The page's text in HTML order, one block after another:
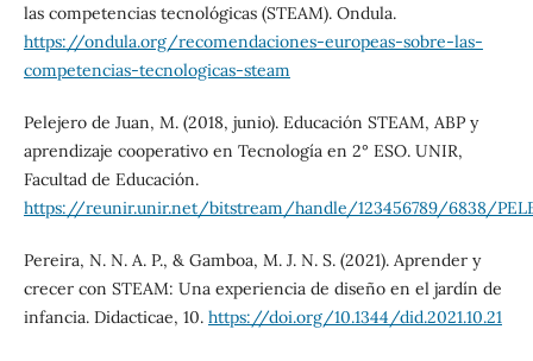
las competencias tecnológicas (STEAM). Ondula.
https://ondula.org/recomendaciones-europeas-sobre-las-
competencias-tecnologicas-steam
Pelejero de Juan, M. (2018, junio). Educación STEAM, ABP y
aprendizaje cooperativo en Tecnología en 2° ESO. UNIR,
Facultad de Educación.
https://reunir.unir.net/bitstream/handle/123456789/6838/
Pereira, N. N. A. P., & Gamboa, M. J. N. S. (2021). Aprender y
crecer con STEAM: Una experiencia de diseño en el jardín de
infancia. Didacticae, 10. https://doi.org/10.1344/did.2021.10.21